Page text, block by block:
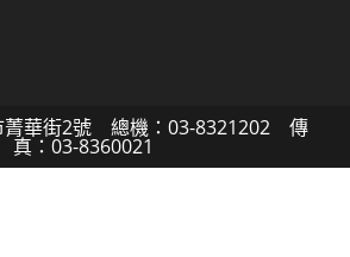
菁華街2號 總機：03-8321202 傳
真：03-8360021